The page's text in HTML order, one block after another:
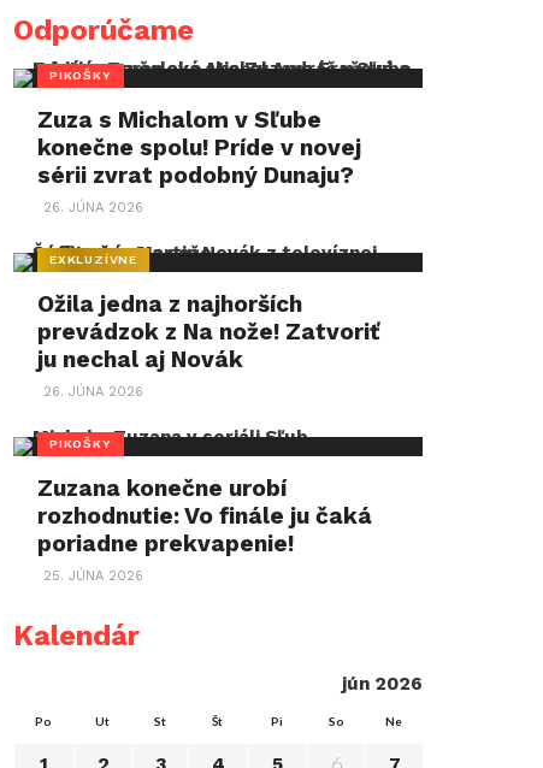
Odporúčame
PIKOŠKY
Zuza s Michalom v Sľube
konečne spolu! Príde v novej
sérii zvrat podobný Dunaju?
26. JÚNA 2026
EXKLUZÍVNE
Ožila jedna z najhorších
prevádzok z Na nože! Zatvoriť
ju nechal aj Novák
26. JÚNA 2026
PIKOŠKY
Zuzana konečne urobí
rozhodnutie: Vo finále ju čaká
poriadne prekvapenie!
25. JÚNA 2026
Kalendár
jún 2026
Po Ut St Št Pi So Ne
6